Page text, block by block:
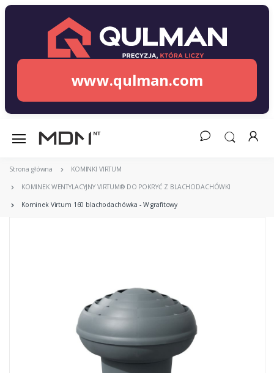
www.qulman.com
Strona główna KOMINKI VIRTUM
KOMINEK WENTYLACYJNY VIRTUM® DO POKRYĆ Z BLACHODACHÓWKI
Kominek Virtum 160 blachodachówka - W grafitowy